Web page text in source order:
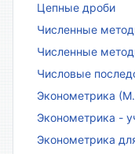
Цепные дроби
Численные
Численные
Числовые
Эконометрика
Эконометрика -
Эконометрика